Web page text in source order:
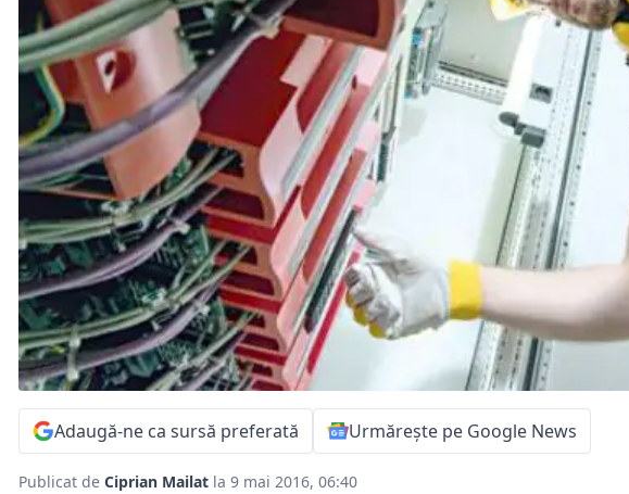
Adaugă-ne ca sursă preferată Urmărește pe Google News
Publicat de Ciprian Mailat la 9 mai 2016, 06:40